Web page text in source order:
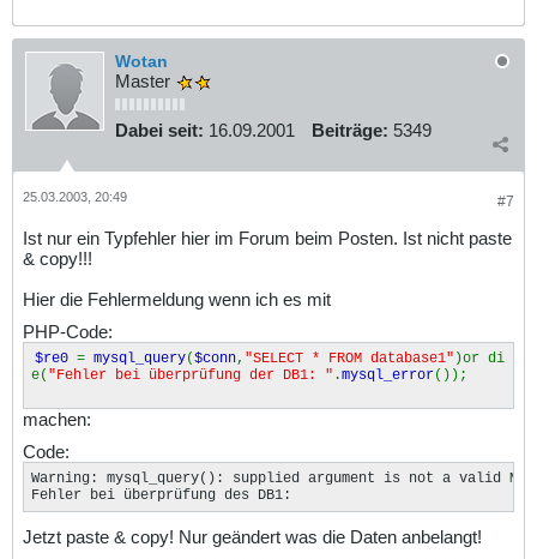
Wotan
Master
Dabei seit: 16.09.2001 Beiträge: 5349
#7
25.03.2003, 20:49
Ist nur ein Typfehler hier im Forum beim Posten. Ist nicht paste
& copy!!!
Hier die Fehlermeldung wenn ich es mit
PHP-Code:
$re0 = mysql_query($conn, "SELECT * FROM database1" )or di
e( "Fehler bei überprüfung der DB1: " .mysql_error());
machen:
Code:
Warning: mysql_query(): supplied argument is not a valid
Fehler bei überprüfung des DB1:
Jetzt paste & copy! Nur geändert was die Daten anbelangt!